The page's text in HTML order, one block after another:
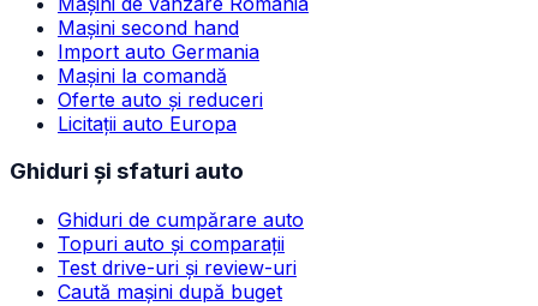
Mașini second hand
Import auto Germania
Mașini la comandă
Oferte auto și reduceri
Licitații auto Europa
Ghiduri și sfaturi auto
Ghiduri de cumpărare auto
Topuri auto și comparații
Test drive-uri și review-uri
Caută mașini după buget